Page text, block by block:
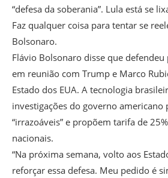
“defesa da soberania”. Lula está se
Faz qualquer coisa para tentar se
Bolsonaro.
Flávio Bolsonaro disse que defendeu
em reunião com Trump e Marco
Estado dos EUA. A tecnologia
investigações do governo americano
“irrazoáveis” e propõem tarifa de
nacionais.
“Na próxima semana, volto aos
reforçar essa defesa. Meu pedido é